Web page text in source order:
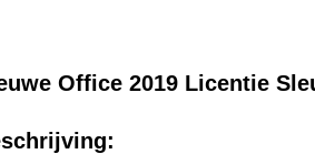
Office 2019 Licentie